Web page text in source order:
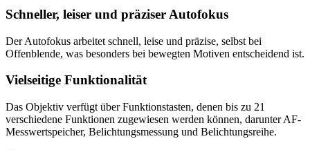
Schneller, leiser und präziser Autofokus
Der Autofokus arbeitet schnell, leise und präzise, selbst bei
Offenblende, was besonders bei bewegten Motiven entscheidend ist.
Vielseitige Funktionalität
Das Objektiv verfügt über Funktionstasten, denen bis zu 21
verschiedene Funktionen zugewiesen werden können, darunter AF-
Messwertspeicher, Belichtungsmessung und Belichtungsreihe.